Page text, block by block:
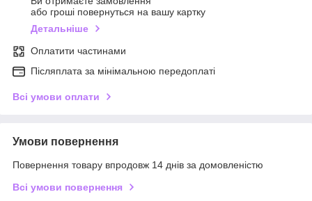
або гроші повернуться на вашу картку
Детальніше
Оплатити частинами
Післяплата за мінімальною передоплаті
Всі умови оплати
Умови повернення
Повернення товару впродовж 14 днів за домовленістю
Всі умови повернення